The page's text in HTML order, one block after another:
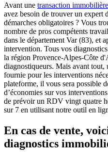
Avant une transaction
avez besoin de trouver un expert
démarches obligatoires ? Vous
nombre de pros compétents
dans le département Var (83), et
intervention. Tous vos
la région Provence-Alpes-Côte
diagnostiqueurs. Mais avant tout,
fournie pour les interventions
plateforme, il vous sera possible
d’économies sur vos
de prévoir un RDV vingt quatre
sur 7 en utilisant notre outil en
En cas de vente,
diagnostics